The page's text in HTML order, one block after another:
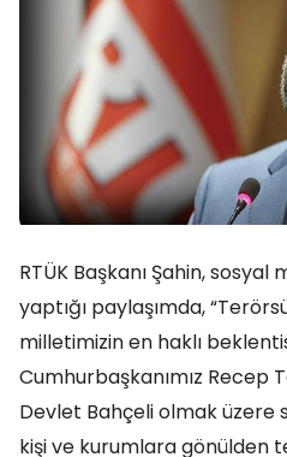
RTÜK Başkanı Şahin, sosyal
yaptığı paylaşımda,
milletimizin en haklı
Cumhurbaşkanımız Recep
Devlet Bahçeli olmak üzere
kişi ve kurumlara gönülden